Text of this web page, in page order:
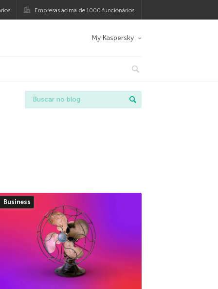
Empresas acima de 1000 funcionários
My Kaspersky
Business